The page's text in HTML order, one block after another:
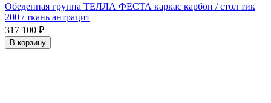
Обеденная группа ТЕЛЛА ФЕСТА каркас карбон / стол тик
200 / ткань антрацит
317 100 ₽
В корзину